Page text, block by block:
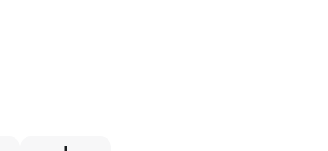
for en klassiker! Med den tidløse formen og
"oppdatert" i flere tiår, akkurat som den er i